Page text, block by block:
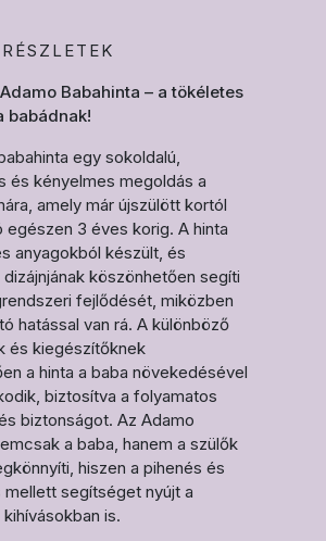
Babahinta – a tökéletes
babádnak!
egy sokoldalú,
és kényelmes megoldás a
amely már újszülött kortól
egészen 3 éves korig. A hinta
anyagokból készült, és
köszönhetően segíti
fejlődését, miközben
hatással van rá. A különböző
és kiegészítőknek
a hinta a baba növekedésével
biztosítva a folyamatos
biztonságot. Az Adamo
a baba, hanem a szülők
hiszen a pihenés és
mellett segítséget nyújt a
is.